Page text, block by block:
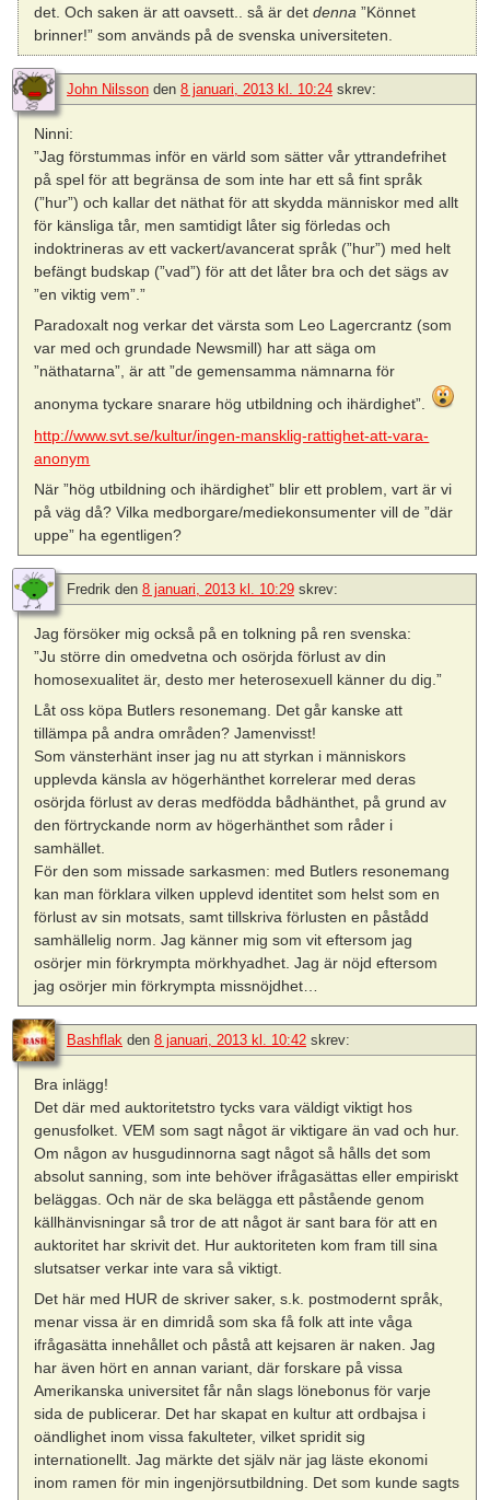
det. Och saken är att oavsett.. så är detdenna ”Könnet
brinner!” som används på de svenska universiteten.
John Nilsson den 8 januari, 2013 kl. 10:24 skrev:
Ninni:
”Jag förstummas inför en värld som sätter vår yttrandefrihet
på spel för att begränsa de som inte har ett så fint språk
(”hur”) och kallar det näthat för att skydda människor med allt
för känsliga tår, men samtidigt låter sig förledas och
indoktrineras av ett vackert/avancerat språk (”hur”) med helt
befängt budskap (”vad”) för att det låter bra och det sägs av
”en viktig vem”.”
Paradoxalt nog verkar det värsta som Leo Lagercrantz (som
var med och grundade Newsmill) har att säga om
”näthatarna”, är att ”de gemensamma nämnarna för
anonyma tyckare snarare hög utbildning och ihärdighet”.
http://www.svt.se/kultur/ingen-mansklig-rattighet-att-vara-
anonym
När ”hög utbildning och ihärdighet” blir ett problem, vart är vi
på väg då? Vilka medborgare/mediekonsumenter vill de ”där
uppe” ha egentligen?
Fredrik den 8 januari, 2013 kl. 10:29 skrev:
Jag försöker mig också på en tolkning på ren svenska:
”Ju större din omedvetna och osörjda förlust av din
homosexualitet är, desto mer heterosexuell känner du dig.”
Låt oss köpa Butlers resonemang. Det går kanske att
tillämpa på andra områden? Jamenvisst!
Som vänsterhänt inser jag nu att styrkan i människors
upplevda känsla av högerhänthet korrelerar med deras
osörjda förlust av deras medfödda bådhänthet, på grund av
den förtryckande norm av högerhänthet som råder i
samhället.
För den som missade sarkasmen: med Butlers resonemang
kan man förklara vilken upplevd identitet som helst som en
förlust av sin motsats, samt tillskriva förlusten en påstådd
samhällelig norm. Jag känner mig som vit eftersom jag
osörjer min förkrympta mörkhyadhet. Jag är nöjd eftersom
jag osörjer min förkrympta missnöjdhet…
Bashflak den 8 januari, 2013 kl. 10:42 skrev:
Bra inlägg!
Det där med auktoritetstro tycks vara väldigt viktigt hos
genusfolket. VEM som sagt något är viktigare än vad och hur.
Om någon av husgudinnorna sagt något så hålls det som
absolut sanning, som inte behöver ifrågasättas eller empiriskt
beläggas. Och när de ska belägga ett påstående genom
källhänvisningar så tror de att något är sant bara för att en
auktoritet har skrivit det. Hur auktoriteten kom fram till sina
slutsatser verkar inte vara så viktigt.
Det här med HUR de skriver saker, s.k. postmodernt språk,
menar vissa är en dimridå som ska få folk att inte våga
ifrågasätta innehållet och påstå att kejsaren är naken. Jag
har även hört en annan variant, där forskare på vissa
Amerikanska universitet får nån slags lönebonus för varje
sida de publicerar. Det har skapat en kultur att ordbajsa i
oändlighet inom vissa fakulteter, vilket spridit sig
internationellt. Jag märkte det själv när jag läste ekonomi
inom ramen för min ingenjörsutbildning. Det som kunde sagts